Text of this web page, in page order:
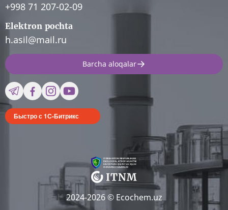
+998 71 207-02-09
Elektron pochta
h.asil@mail.ru
Barcha aloqalar
Быстро с 1С-Битрикс